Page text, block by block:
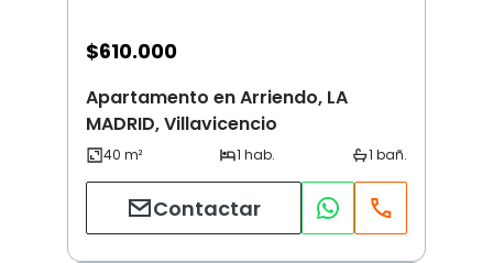
$610.000
Apartamento en Arriendo, LA
MADRID, Villavicencio
Contactar